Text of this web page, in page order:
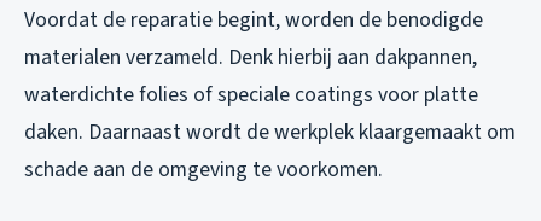
Voordat de reparatie begint, worden de benodigde
materialen verzameld. Denk hierbij aan dakpannen,
waterdichte folies of speciale coatings voor platte
daken. Daarnaast wordt de werkplek klaargemaakt om
schade aan de omgeving te voorkomen.